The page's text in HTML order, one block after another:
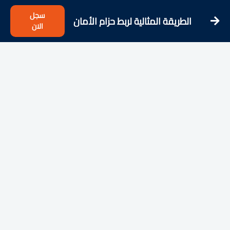
الطريقة المثالية لربط حزام الأمان
بسهولة
سجل
الان